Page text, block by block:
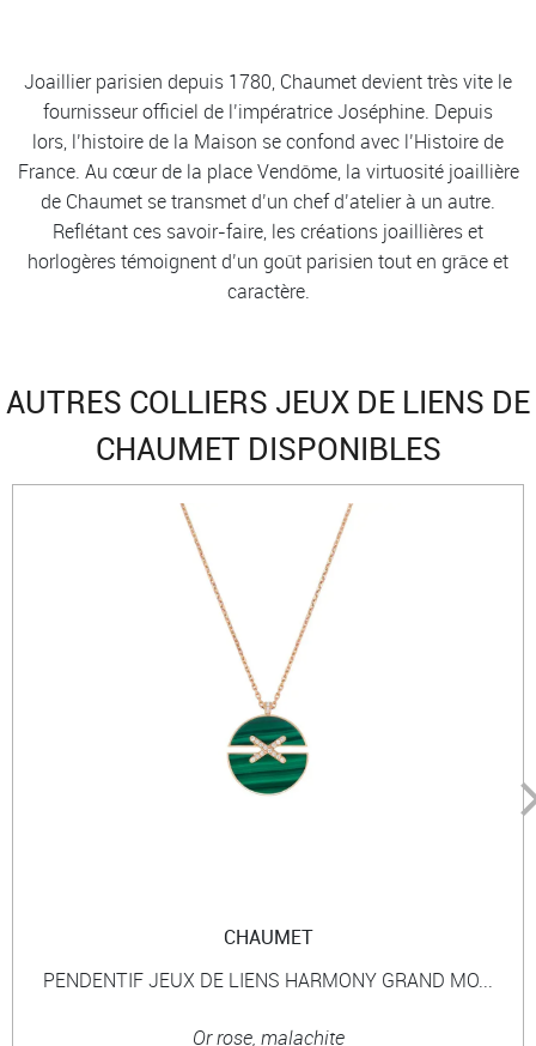
Joaillier parisien depuis 1780, Chaumet devient très vite le
fournisseur officiel de l’impératrice Joséphine. Depuis
lors, l’histoire de la Maison se confond avec l’Histoire de
France. Au cœur de la place Vendôme, la virtuosité joaillière
de Chaumet se transmet d’un chef d’atelier à un autre.
Reflétant ces savoir-faire, les créations joaillières et
horlogères témoignent d’un goût parisien tout en grâce et
caractère.
AUTRES COLLIERS JEUX DE LIENS DE
CHAUMET DISPONIBLES
CHAUMET
PENDENTIF JEUX DE LIENS HARMONY GRAND MO...
Or rose, malachite